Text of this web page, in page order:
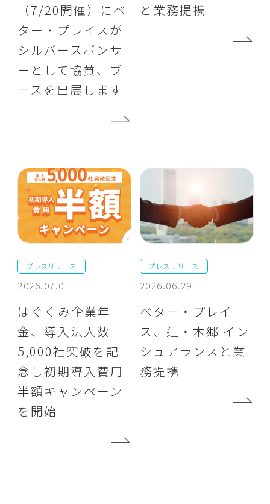
（7/20開催）にベ
ター・プレイスが
シルバースポンサ
ーとして協賛、ブ
ースを出展します
と業務提携
プレスリリース
2026.07.01
はぐくみ企業年
金、導入法人数
5,000社突破を記
念し初期導入費用
半額キャンペーン
を開始
プレスリリース
2026.06.29
ベター・プレイ
ス、辻・本郷 イン
シュアランスと業
務提携